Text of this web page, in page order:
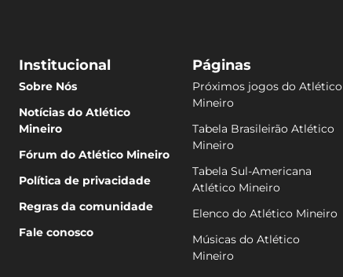
Institucional
Sobre Nós
Notícias do Atlético
Mineiro
Fórum do Atlético Mineiro
Política de privacidade
Regras da comunidade
Fale conosco
Páginas
Próximos jogos do Atlético
Mineiro
Tabela Brasileirão Atlético
Mineiro
Tabela Sul-Americana
Atlético Mineiro
Elenco do Atlético Mineiro
Músicas do Atlético
Mineiro